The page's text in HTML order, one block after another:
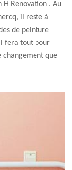
H Renovation . Au
il reste à
de peinture
fera tout pour
changement que